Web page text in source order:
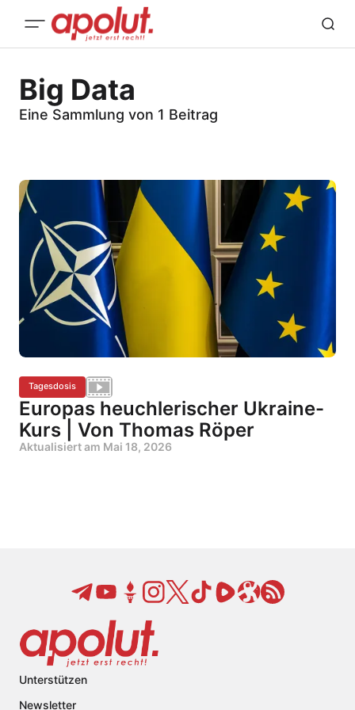
Big Data
Eine Sammlung von 1 Beitrag
Tagesdosis
Europas heuchlerischer Ukraine-
Kurs | Von Thomas Röper
Aktualisiert am Mai 18, 2026
Unterstützen
Newsletter